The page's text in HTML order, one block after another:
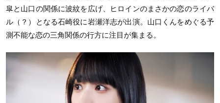
皐と山口の関係に波紋を広げ、ヒロインのまさかの恋のライバ
ル（？）となる石崎役に岩瀬洋志が出演。山口くんをめぐる予
測不能な恋の三角関係の行方に注目が集まる。